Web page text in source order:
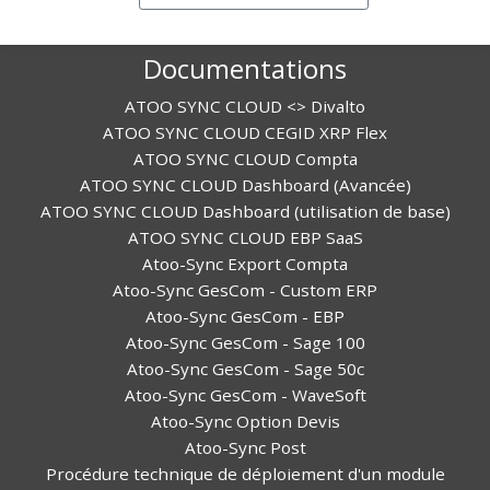
Documentations
ATOO SYNC CLOUD <> Divalto
ATOO SYNC CLOUD CEGID XRP Flex
ATOO SYNC CLOUD Compta
ATOO SYNC CLOUD Dashboard (Avancée)
ATOO SYNC CLOUD Dashboard (utilisation de base)
ATOO SYNC CLOUD EBP SaaS
Atoo-Sync Export Compta
Atoo-Sync GesCom - Custom ERP
Atoo-Sync GesCom - EBP
Atoo-Sync GesCom - Sage 100
Atoo-Sync GesCom - Sage 50c
Atoo-Sync GesCom - WaveSoft
Atoo-Sync Option Devis
Atoo-Sync Post
Procédure technique de déploiement d'un module